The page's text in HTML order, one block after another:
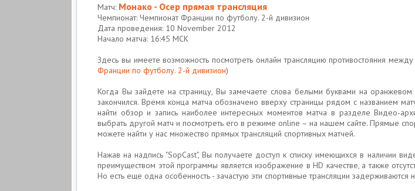
Матч: Монако - Осер прямая трансляция
Чемпионат: Чемпионат Франции по футболу. 2-й дивизион
Дата проведения: 10 November 2012
Начало матча: 16:45 МСК
Здесь вы имеете возможность посмотреть онлайн трансляцию противостояния
Франции по футболу. 2-й дивизион)
Когда Вы зайдете на страницу, Вы замечаете слова белыми буквами на
закончился. Время конца матча обозначено вверху страницы рядом с названием
найти обзор и запись наиболее интересных моментов матча в разделе Видео-
выбрать другой матч и посмотреть его в режиме online – на нашем сайте. Прямые
можете найти у нас множество прямых трансляций спортивных матчей.
Нажав на надпись "SopCast", Вы получаете доступ к списку имеющихся в наличии
преимуществом этой программы является изображение в HD качестве, а также
Но есть еще одна особенность - зачастую эти спортивные трансляции задерживаются